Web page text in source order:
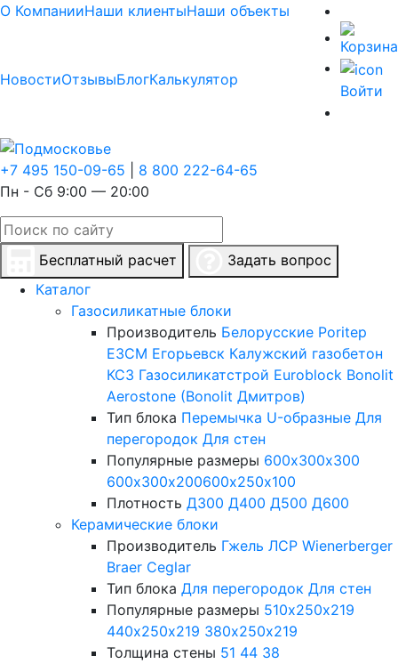
О КомпанииНаши клиентыНаши объекты
НовостиОтзывыБлогКалькулятор
Войти
+7 495 150-09-65
8 800 222-64-65
Пн - Сб 9:00 — 20:00
Бесплатный расчет
Задать вопрос
Каталог
Газосиликатные блоки
Производитель Белорусские Poritep
ЕЗСМ Егорьевск Калужский газобетон
КСЗ Газосиликатстрой Euroblock Bonolit
Aerostone (Bonolit Дмитров)
Тип блока Перемычка U-образные Для
перегородок Для стен
Популярные размеры 600х300х300
600х300х200600х250х100
Плотность Д300 Д400 Д500 Д600
Керамические блоки
Производитель Гжель ЛСР Wienerberger
Braer Ceglar
Тип блока Для перегородок Для стен
Популярные размеры 510х250х219
440х250х219 380х250х219
Толщина стены 51 44 38